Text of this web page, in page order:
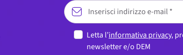
Letta l’informativa privacy,
newsletter e/o DEM